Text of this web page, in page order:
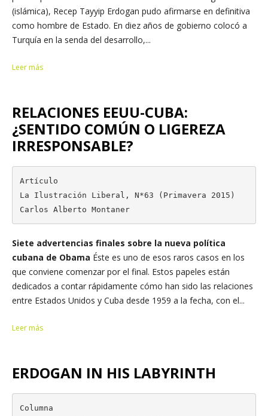
(islámica), Recep Tayyip Erdogan pudo afirmarse en definitiva
como hombre de Estado. En diez años de gobierno colocó a
Turquía en la senda del desarrollo,...
Leer más
RELACIONES EEUU-CUBA:
¿SENTIDO COMÚN O LIGEREZA
IRRESPONSABLE?
Artículo
La Ilustración Liberal, N*63 (Primavera 2015)
Carlos Alberto Montaner
Siete advertencias finales sobre la nueva política
cubana de Obama Éste es uno de esos raros casos en los
que conviene comenzar por el final. Estos papeles están
dedicados a contar rápidamente cómo han sido las relaciones
entre Estados Unidos y Cuba desde 1959 a la fecha, con el...
Leer más
ERDOGAN IN HIS LABYRINTH
Columna